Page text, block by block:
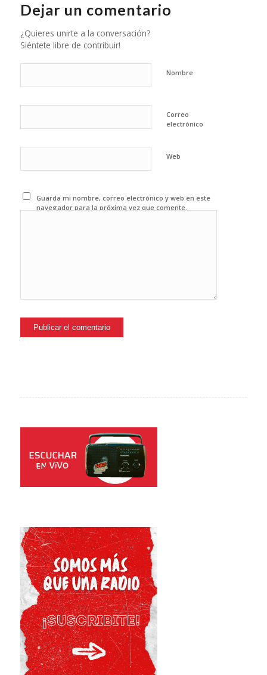
Dejar un comentario
¿Quieres unirte a la conversación?
Siéntete libre de contribuir!
Nombre
Correo
electrónico
Web
Guarda mi nombre, correo electrónico y web en este
navegador para la próxima vez que comente.